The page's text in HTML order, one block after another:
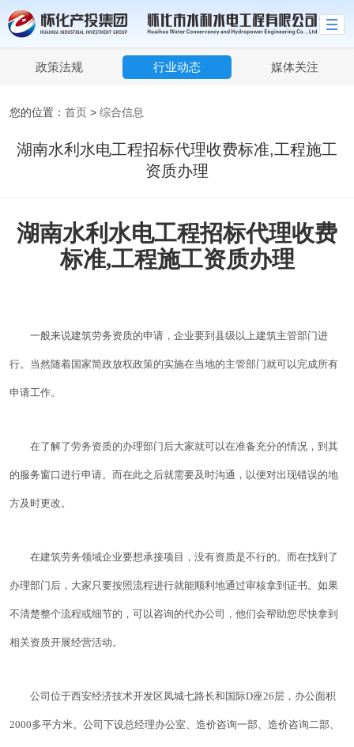
政策法规 行业动态 媒体关注
您的位置： 首页 > 综合信息
湖南水利水电工程招标代理收费标准,工程施工
资质办理
湖南水利水电工程招标代理收费
标准,工程施工资质办理
一般来说建筑劳务资质的申请，企业要到县级以上建筑主管部门进
行。当然随着国家简政放权政策的实施在当地的主管部门就可以完成所有
申请工作。
在了解了劳务资质的办理部门后大家就可以在准备充分的情况，到其
的服务窗口进行申请。而在此之后就需要及时沟通，以便对出现错误的地
方及时更改。
在建筑劳务领域企业要想承接项目，没有资质是不行的。而在找到了
办理部门后，大家只要按照流程进行就能顺利地通过审核拿到证书。如果
不清楚整个流程或细节的，可以咨询的代办公司，他们会帮助您尽快拿到
相关资质开展经营活动。
公司位于西安经济技术开发区凤城七路长和国际D座26层，办公面积
2000多平方米。公司下设总经理办公室、造价咨询一部、造价咨询二部、